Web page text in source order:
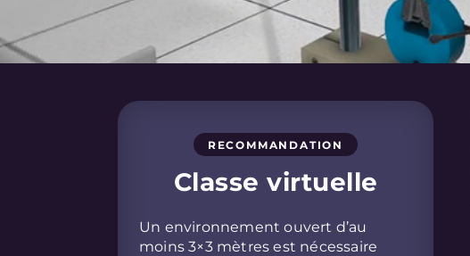
RECOMMANDATION
Classe virtuelle
Un environnement ouvert d’au
moins 3×3 mètres est nécessaire